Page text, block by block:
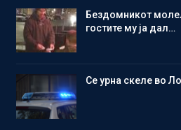
Бездомникот
гостите му ја дал…
Се урна скеле во